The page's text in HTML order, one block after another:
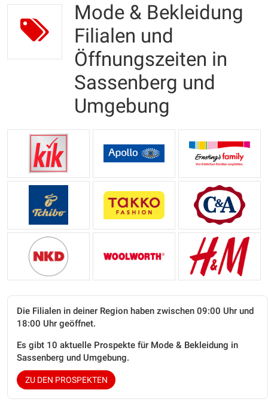
Mode & Bekleidung
Filialen und
Öffnungszeiten in
Sassenberg und
Umgebung
Die Filialen in deiner Region haben zwischen 09:00 Uhr und
18:00 Uhr geöffnet.
Es gibt 10 aktuelle Prospekte für Mode & Bekleidung in
Sassenberg und Umgebung.
ZU DEN PROSPEKTEN